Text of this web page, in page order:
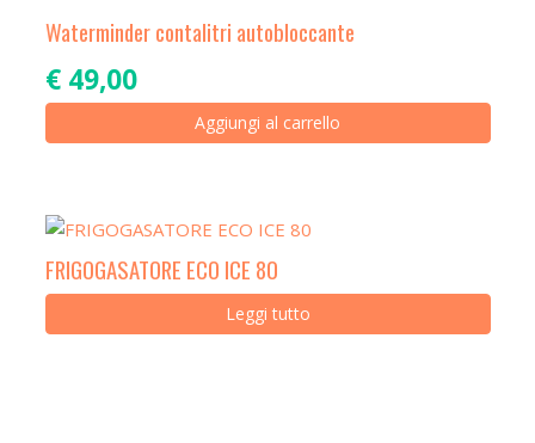
Waterminder contalitri autobloccante
€49,00
Aggiungi al carrello
FRIGOGASATORE ECO ICE 80
Leggi tutto